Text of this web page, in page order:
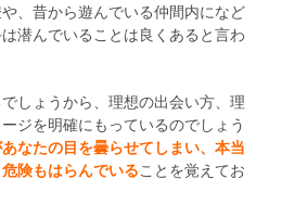
、昔から遊んでいる仲間内になど
潜んでいることは良くあると言わ
しょうから、理想の出会い方、理
ジを明確にもっているのでしょう
なたの目を曇らせてしまい、本当
険もはらんでいることを覚えてお